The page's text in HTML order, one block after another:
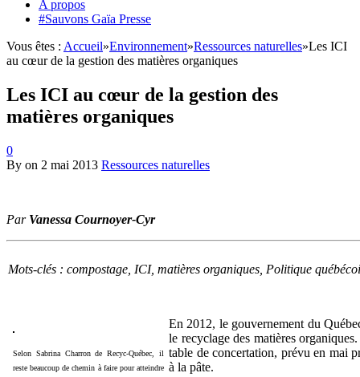
A propos
#Sauvons Gaïa Presse
Vous êtes : Accueil»Environnement»Ressources naturelles»Les ICI
au cœur de la gestion des matières organiques
Les ICI au cœur de la gestion des
matières organiques
0
By on 2 mai 2013 Ressources naturelles
Par Vanessa Cournoyer-Cyr
Mots-clés : compostage, ICI, matières organiques, Politique
Selon Sabrina Charron de Recyc-Québec, il
reste beaucoup de chemin à faire pour atteindre
En 2012, le gouvernement du
le recyclage des matières
table de concertation, prévu en mai
à la pâte.